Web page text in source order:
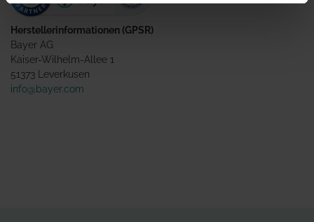
Herstellerinformationen (GPSR)
Bayer AG
Kaiser-Wilhelm-Allee 1
51373 Leverkusen
info@bayer.com